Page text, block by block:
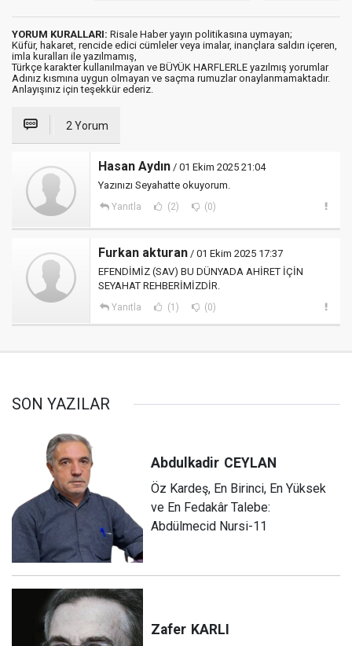
YORUM KURALLARI: Risale Haber yayın politikasına uymayan;
Küfür, hakaret, rencide edici cümleler veya imalar, inançlara saldırı içeren,
imla kuralları ile yazılmamış,
Türkçe karakter kullanılmayan ve BÜYÜK HARFLERLE yazılmış yorumlar
Adınız kısmına uygun olmayan ve saçma rumuzlar onaylanmamaktadır.
Anlayışınız için teşekkür ederiz.
2 Yorum
Hasan Aydın / 01 Ekim 2025 21:04
Yazınızı Seyahatte okuyorum.
Yanıtla (2) (0)
Furkan akturan / 01 Ekim 2025 17:37
EFENDİMİZ (SAV) BU DÜNYADA AHİRET İÇİN
SEYAHAT REHBERİMİZDİR.
Yanıtla (1) (0)
SON YAZILAR
Abdulkadir CEYLAN
Öz Kardeş, En Birinci, En Yüksek
ve En Fedakâr Talebe:
Abdülmecid Nursi-11
Zafer KARLI